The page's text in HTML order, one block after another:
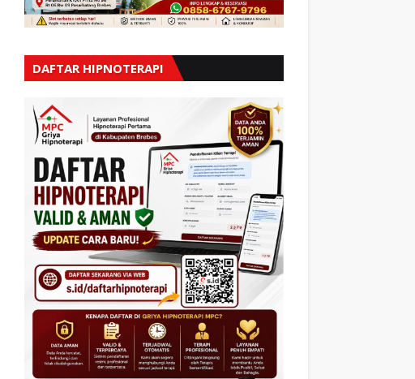
DAFTAR HIPNOTERAPI